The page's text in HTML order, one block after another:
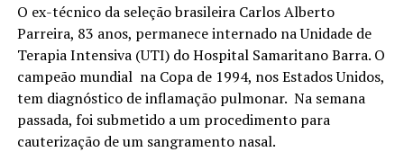
O ex-técnico da seleção brasileira Carlos Alberto
Parreira, 83 anos, permanece internado na Unidade de
Terapia Intensiva (UTI) do Hospital Samaritano Barra. O
campeão mundial na Copa de 1994, nos Estados Unidos,
tem diagnóstico de inflamação pulmonar. Na semana
passada, foi submetido a um procedimento para
cauterização de um sangramento nasal.